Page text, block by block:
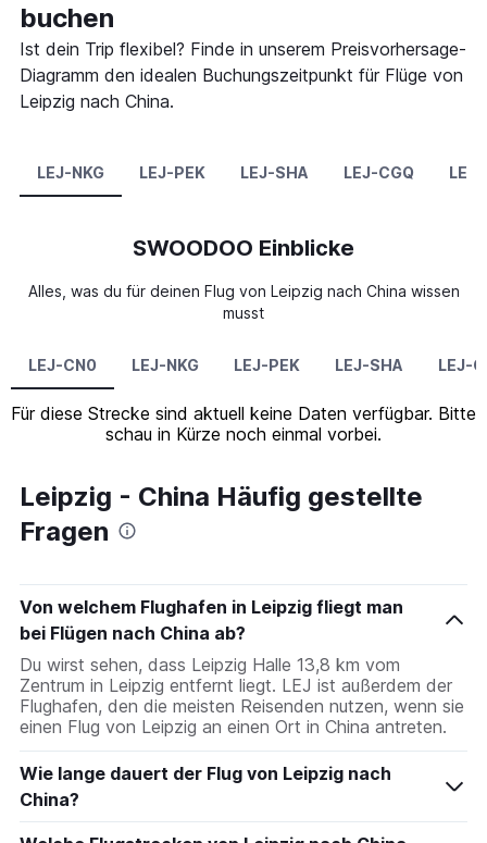
buchen
Ist dein Trip flexibel? Finde in unserem Preisvorhersage-
Diagramm den idealen Buchungszeitpunkt für Flüge von
Leipzig nach China.
LEJ-NKG LEJ-PEK LEJ-SHA LEJ-CGQ
SWOODOO Einblicke
Alles, was du für deinen Flug von Leipzig nach China wissen
musst
LEJ-CN0 LEJ-NKG LEJ-PEK LEJ-SHA LEJ-
Für diese Strecke sind aktuell keine Daten verfügbar. Bitte
schau in Kürze noch einmal vorbei.
Leipzig - China Häufig gestellte
Fragen
Von welchem Flughafen in Leipzig fliegt man
bei Flügen nach China ab?
Du wirst sehen, dass Leipzig Halle 13,8 km vom
Zentrum in Leipzig entfernt liegt. LEJ ist außerdem der
Flughafen, den die meisten Reisenden nutzen, wenn sie
einen Flug von Leipzig an einen Ort in China antreten.
Wie lange dauert der Flug von Leipzig nach
China?